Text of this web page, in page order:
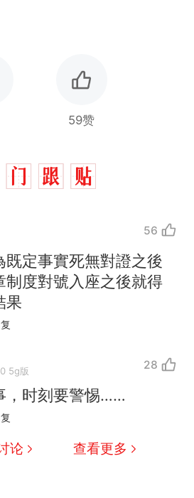
59赞
56
既定事實死無對證之後
制度對號入座之後就得
果
5g版 28
，时刻要警惕……
论 查看更多